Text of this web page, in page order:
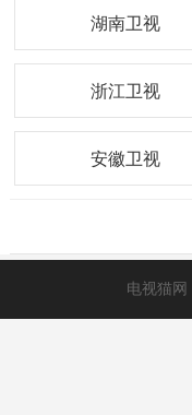
湖南卫视
浙江卫视
安徽卫视
电视猫网